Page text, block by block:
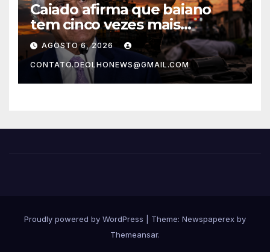
Caiado afirma que baiano
tem cinco vezes mais
chances de ser assassinado
do que um morador da
Ucrânia
AGOSTO 6, 2026
CONTATO.DEOLHONEWS@GMAIL.COM
Proudly powered by WordPress
Theme: Newspaperex by
Themeansar.